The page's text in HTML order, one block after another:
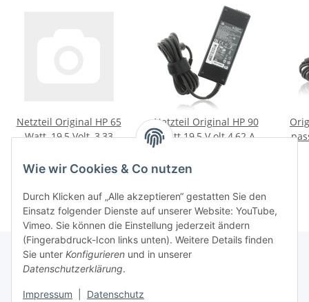
Netzteil Original HP 65
Watt, 19,5 Volt, 3,33
(4,5 mm x 3,0 mm + 7,4
Netzteil Original HP 90
W att 19,5 V olt 4,62 A
mpere Stecker: 4,5 mm x
3,0 mm
Wie wir Cookies & Co nutzen
Durch Klicken auf „Alle akzeptieren“ gestatten Sie den
Einsatz folgender Dienste auf unserer Website: YouTube,
Vimeo. Sie können die Einstellung jederzeit ändern
(Fingerabdruck-Icon links unten). Weitere Details finden
Sie unter Konfigurieren und in unserer
Datenschutzerklärung.
Impressum Datenschutz